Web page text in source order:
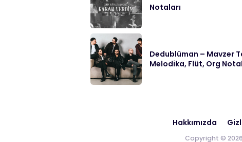
Notaları
Dedublüman – Mavzer
Melodika, Flüt, Org
Hakkımızda
Copyright © 2026